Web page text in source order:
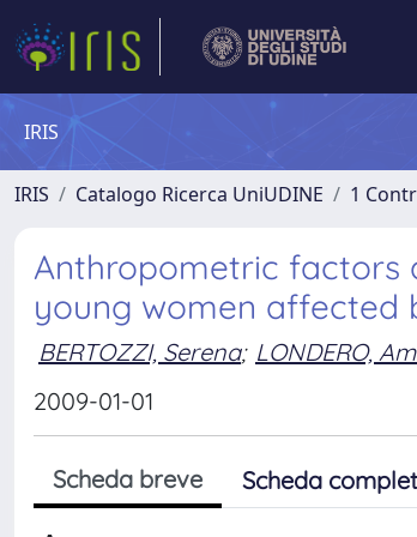
IRIS
IRIS Catalogo Ricerca UniUDINE 1
Anthropometric factors
young women affected
BERTOZZI, Serena; LONDERO,
2009-01-01
Scheda breve Scheda